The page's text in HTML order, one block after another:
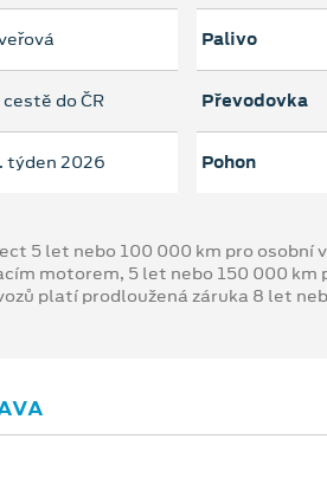
cestě do ČR
týden 2026
Palivo
Převodovka
Pohon
5 let nebo 100 000 km pro osobní
motorem, 5 let nebo 150 000
platí prodloužená záruka 8 let